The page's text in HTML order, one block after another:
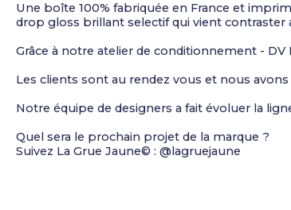
Une boîte 100% fabriquée en France et
drop gloss brillant selectif qui vient contraster
Grâce à notre atelier de conditionnement -
Les clients sont au rendez vous et nous
Notre équipe de designers a fait évoluer la
Quel sera le prochain projet de la marque ?
Suivez La Grue Jaune© : @lagruejaune